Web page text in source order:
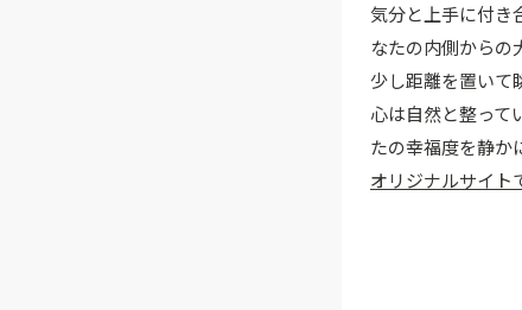
気分と上手に付き
なたの内側からの
少し距離を置いて
心は自然と整って
たの幸福度を静か
オリジナルサイト